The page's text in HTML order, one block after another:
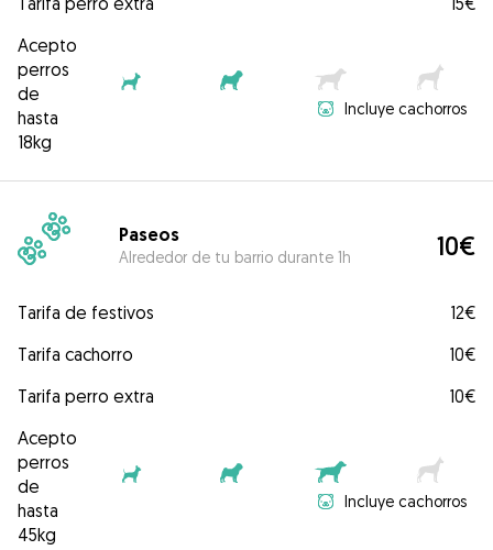
Acepto
perros
de
hasta
18kg
Incluye cachorros
Paseos
Alrededor de tu barrio durante 1h 10€
Tarifa de festivos
12€
Tarifa cachorro
10€
Tarifa perro extra
10€
Acepto
perros
de
hasta
45kg
Incluye cachorros